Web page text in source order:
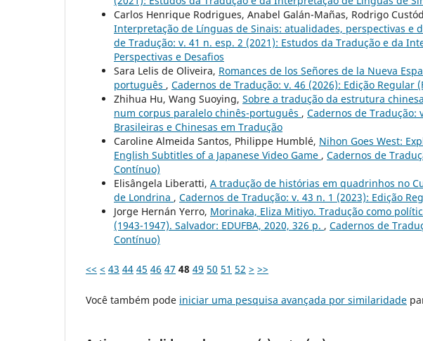
Carlos Henrique Rodrigues, Anabel Galán-Mañas, Rodrigo
Interpretação de Línguas de Sinais: atualidades, perspectivas e
de Tradução: v. 41 n. esp. 2 (2021): Estudos da Tradução e da
Perspectivas e Desafios
Sara Lelis de Oliveira, Romances de los Señores de la Nueva
português , Cadernos de Tradução: v. 46 (2026): Edição Regular
Zhihua Hu, Wang Suoying, Sobre a tradução da estrutura
num corpus paralelo chinês-português , Cadernos de Tradução:
Brasileiras e Chinesas em Tradução
Caroline Almeida Santos, Philippe Humblé, Nihon Goes West:
English Subtitles of a Japanese Video Game , Cadernos de
Contínuo)
Elisângela Liberatti, A tradução de histórias em quadrinhos no
de Londrina , Cadernos de Tradução: v. 43 n. 1 (2023): Edição
Jorge Hernán Yerro, Morinaka, Eliza Mitiyo. Tradução como
(1943-1947). Salvador: EDUFBA, 2020, 326 p. , Cadernos de
Contínuo)
<< < 43 44 45 46 47 48 49 50 51 52 > >>
Você também pode iniciar uma pesquisa avançada por similaridade